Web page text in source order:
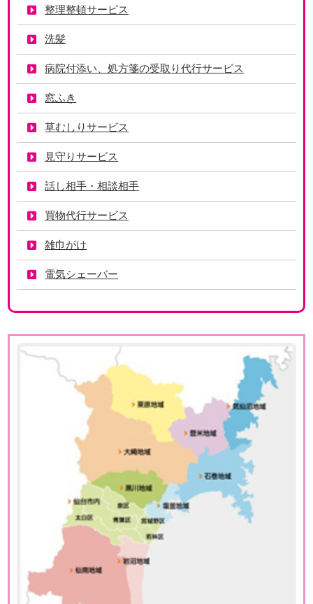
整理整頓サービス
洗髪
病院付添い、処方箋の受取り代行サービス
窓ふき
草むしりサービス
見守りサービス
話し相手・相談相手
買物代行サービス
雑巾がけ
電気シェーバー